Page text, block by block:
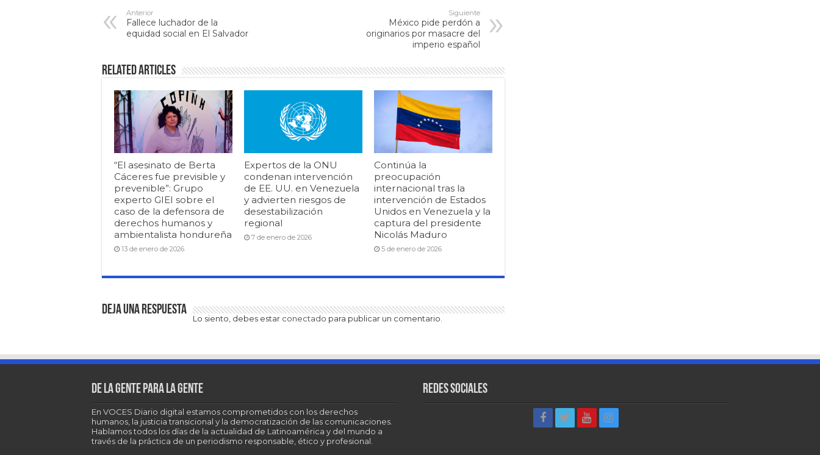
Anterior
Fallece luchador de la
equidad social en El Salvador
Siguiente
México pide perdón a
originarios por masacre del
imperio español
Related Articles
“El asesinato de Berta
Cáceres fue previsible y
prevenible”: Grupo
experto GIEI sobre el
caso de la defensora de
derechos humanos y
ambientalista hondureña
13 de enero de 2026
Expertos de la ONU
condenan intervención
de EE. UU. en Venezuela
y advierten riesgos de
desestabilización
regional
7 de enero de 2026
Continúa la
preocupación
internacional tras la
intervención de Estados
Unidos en Venezuela y la
captura del presidente
Nicolás Maduro
5 de enero de 2026
Deja una respuesta
Lo siento, debes estar conectado para publicar un comentario.
De la gente para la gente
En VOCES Diario digital estamos comprometidos con los derechos
humanos, la justicia transicional y la democratización de las comunicaciones.
Hablamos todos los días de la actualidad de Latinoamérica y del mundo a
través de la práctica de un periodismo responsable, ético y profesional.
Redes sociales